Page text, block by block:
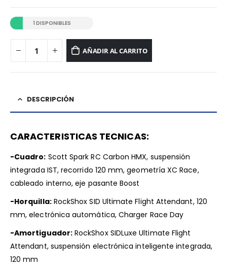
1 DISPONIBLES
AÑADIR AL CARRITO
DESCRIPCIÓN
CARACTERISTICAS TECNICAS:
-Cuadro: Scott Spark RC Carbon HMX, suspensión
integrada IST, recorrido 120 mm, geometría XC Race,
cableado interno, eje pasante Boost
-Horquilla:RockShox SID Ultimate Flight Attendant, 120
mm, electrónica automática, Charger Race Day
-Amortiguador:RockShox SIDLuxe Ultimate Flight
Attendant, suspensión electrónica inteligente integrada,
120 mm